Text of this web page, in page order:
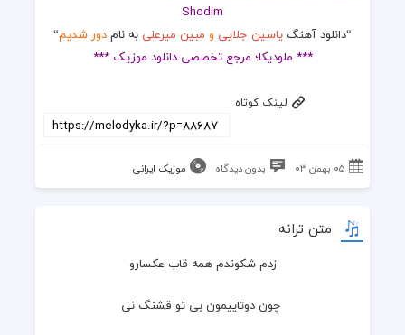
Shodim
“دانلود آهنگ یاسین جلایی و مبین میرعلی به نامدور شدیم“
*** ملودیکا؛ مرجع تخصصی دانلود موزیک ***
لینک کوتاه
۰۵ بهمن ۰۳ بدون دیدگاه موزیک ایرانی
متن ترانه
زدم شکوندم همه قاب عکسارو
چون دوتاییمون بی تو قشنگ نی